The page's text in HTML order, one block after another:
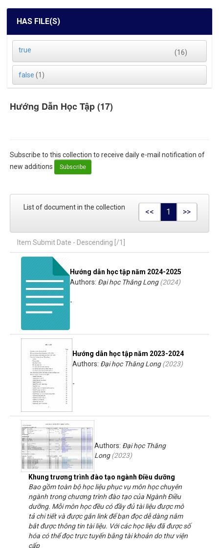
HAS FILE(S)
true (16)
false (1)
Hướng Dẫn Học Tập (17)
Subscribe to this collection to receive daily e-mail notification of
new additions
List of document in the collection << 1 >>
Item Submit Date - Descending [/1]
Hướng dẫn học tập năm 2024-2025
Authors: Đại học Thăng Long(2024)
-
Hướng dẫn học tập năm 2023-2024
Authors: Đại học Thăng Long(2023)
-
Khung trương trình đào tạo ngành Điều dưỡng
Authors: Đại học Thăng
Long(2023)
Bao gồm toàn bộ học liệu phục vụ môn học chuyên
ngành trong chương trình đào tạo của Ngành Điều
dưỡng. Mỗi môn học đều có đầy đủ tài liệu được mô
tả chi tiết và được gắn link để bạn đọc dễ dàng nắm
bắt được thông tin tài liệu. Với các học liệu đã được số
hóa có thể đọc trực tuyến bằng tài khoản do thư viện
cấp